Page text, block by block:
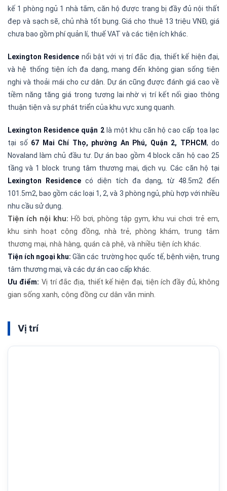
kế 1 phòng ngủ 1 nhà tắm, căn hộ được trang bị đầy đủ nội thất
đẹp và sạch sẽ, chủ nhà tốt bụng. Giá cho thuê 13 triệu VNĐ, giá
chưa bao gồm phí quản lí, thuế VAT và các tiện ích khác.
Lexington Residence nổi bật với vị trí đắc địa, thiết kế hiện đại,
và hệ thống tiện ích đa dạng, mang đến không gian sống tiện
nghi và thoải mái cho cư dân. Dự án cũng được đánh giá cao về
tiềm năng tăng giá trong tương lai nhờ vị trí kết nối giao thông
thuận tiện và sự phát triển của khu vực xung quanh.
Lexington Residence quận 2là một khu căn hộ cao cấp tọa lạc
tại số 67 Mai Chí Thọ, phường An Phú, Quận 2, TP.HCM, do
Novaland làm chủ đầu tư. Dự án bao gồm 4 block căn hộ cao 25
tầng và 1 block trung tâm thương mại, dịch vụ. Các căn hộ tại
Lexington Residence có diện tích đa dạng, từ 48.5m2 đến
101.5m2, bao gồm các loại 1, 2, và 3 phòng ngủ, phù hợp với nhiều
nhu cầu sử dụng.
Tiện ích nội khu: Hồ bơi, phòng tập gym, khu vui chơi trẻ em,
khu sinh hoạt cộng đồng, nhà trẻ, phòng khám, trung tâm
thương mại, nhà hàng, quán cà phê, và nhiều tiện ích khác.
Tiện ích ngoại khu: Gần các trường học quốc tế, bệnh viện, trung
tâm thương mại, và các dự án cao cấp khác.
Ưu điểm: Vị trí đắc địa, thiết kế hiện đại, tiện ích đầy đủ, không
gian sống xanh, cộng đồng cư dân văn minh.
Vị trí